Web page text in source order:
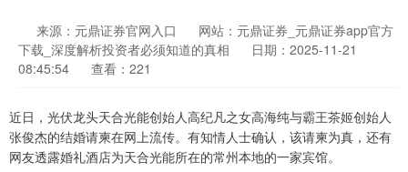
来源：元鼎证券官网入口
网站：元鼎证券_元鼎证券app官方
下载_深度解析投资者必须知道的真相
日期：2025-11-21
08:45:54
查看：221
近日，光伏龙头天合光能创始人高纪凡之女高海纯与霸王茶姬创始人
张俊杰的结婚请柬在网上流传。有知情人士确认，该请柬为真，还有
网友透露婚礼酒店为天合光能所在的常州本地的一家宾馆。